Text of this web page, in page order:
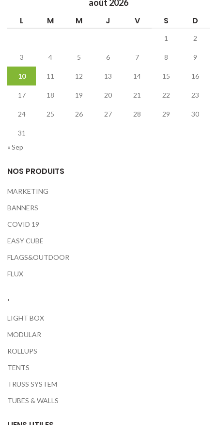
août 2026
L M M J V S D
1 2
3 4 5 6 7 8 9
10 11 12 13 14 15 16
17 18 19 20 21 22 23
24 25 26 27 28 29 30
31
« Sep
NOS PRODUITS
MARKETING
BANNERS
COVID 19
EASY CUBE
FLAGS&OUTDOOR
FLUX
.
LIGHT BOX
MODULAR
ROLLUPS
TENTS
TRUSS SYSTEM
TUBES & WALLS